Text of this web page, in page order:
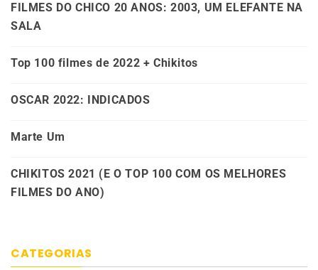
FILMES DO CHICO 20 ANOS: 2003, UM ELEFANTE NA
SALA
Top 100 filmes de 2022 + Chikitos
OSCAR 2022: INDICADOS
Marte Um
CHIKITOS 2021 (E O TOP 100 COM OS MELHORES
FILMES DO ANO)
CATEGORIAS